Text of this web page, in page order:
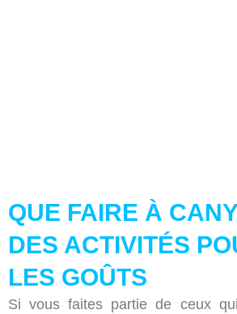
QUE FAIRE À
DES ACTIVITÉS
LES GOÛTS
Si vous faites partie de ceux